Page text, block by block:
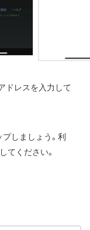
ドレスを入力して
プしましょう。利
てください。